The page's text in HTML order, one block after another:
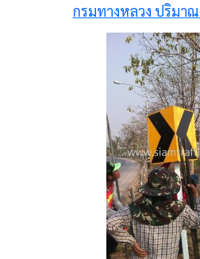
กรมทางหลวง ปริมา